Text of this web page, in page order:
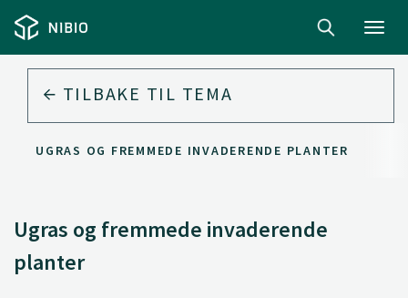
TILBAKE TIL TEMA
UGRAS OG FREMMEDE INVADERENDE PLANTER
Ugras og fremmede invaderende
planter